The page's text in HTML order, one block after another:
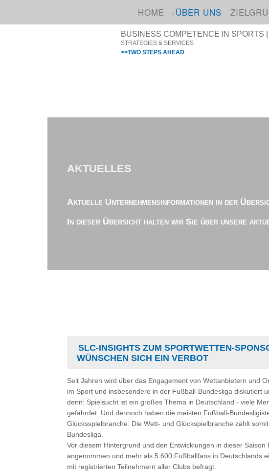
HOME ÜBER UNS
BUSINESS COMPETENCE IN SPORTS
STRATEGIES & SERVICES
>>TWO STEPS AHEAD
AKTUELLES
Aktuelle Unternehmensinformationen in der
In dieser Übersicht halten wir Sie über unsere
SLC-INSIGHTS ZUM SPORTWETTEN-
WÜNSCHEN SICH EIN VERBOT
Seit Jahren wird über das Engagement von Wettanbietern und
im Sport und insbesondere in der Fußball-Bundesliga diskutiert
denn: Spielsucht ist ein großes Thema in Deutschland - viele
gefährdet. Und dennoch haben die meisten Fußball-
Glücksspielbranche. Die Wett- und Glückspielbranche zählt
Bundesliga.
Vor diesem Hintergrund und den Entwicklungen in dieser
angenommen und mehr als 5.600 Fußballfans in Deutschlands
mit registrierten Teilnehmern aller Clubs befragt.